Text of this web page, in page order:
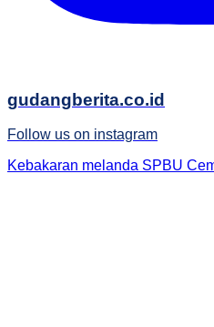
gudangberita.co.id
Follow us on instagram
Kebakaran melanda SPBU